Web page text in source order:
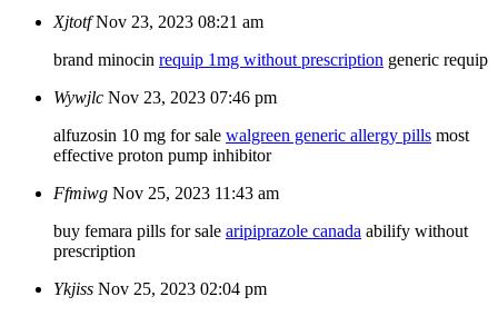
Xjtotf Nov 23, 2023 08:21 am
brand minocin requip 1mg without prescription generic requip
Wywjlc Nov 23, 2023 07:46 pm
alfuzosin 10 mg for sale walgreen generic allergy pills most
effective proton pump inhibitor
Ffmiwg Nov 25, 2023 11:43 am
buy femara pills for sale aripiprazole canada abilify without
prescription
Ykjiss Nov 25, 2023 02:04 pm